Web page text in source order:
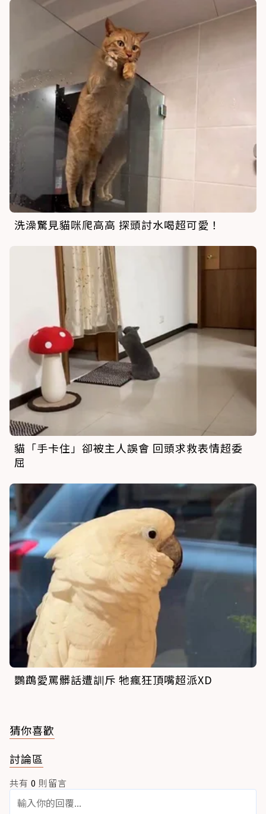
洗澡驚見貓咪爬高高 探頭討水喝超可愛！
貓「手卡住」卻被主人誤會 回頭求救表情超委
屈
鸚鵡愛罵髒話遭訓斥 牠瘋狂頂嘴超派XD
猜你喜歡
討論區
共有 0 則留言